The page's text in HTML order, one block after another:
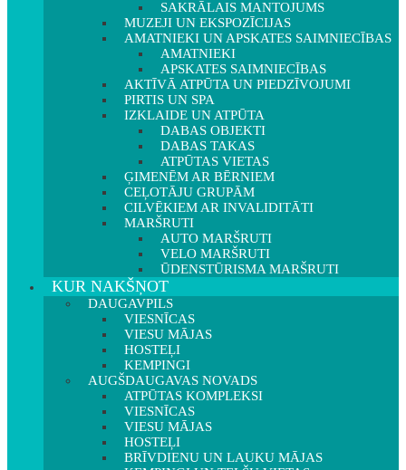
SAKRĀLAIS MANTOJUMS
MUZEJI UN EKSPOZĪCIJAS
AMATNIEKI UN APSKATES SAIMNIECĪBAS
AMATNIEKI
APSKATES SAIMNIECĪBAS
AKTĪVĀ ATPŪTA UN PIEDZĪVOJUMI
PIRTIS UN SPA
IZKLAIDE UN ATPŪTA
DABAS OBJEKTI
DABAS TAKAS
ATPŪTAS VIETAS
ĢIMENĒM AR BĒRNIEM
CEĻOTĀJU GRUPĀM
CILVĒKIEM AR INVALIDITĀTI
MARŠRUTI
AUTO MARŠRUTI
VELO MARŠRUTI
ŪDENSTŪRISMA MARŠRUTI
KUR NAKŠŅOT
DAUGAVPILS
VIESNĪCAS
VIESU MĀJAS
HOSTEĻI
KEMPINGI
AUGŠDAUGAVAS NOVADS
ATPŪTAS KOMPLEKSI
VIESNĪCAS
VIESU MĀJAS
HOSTEĻI
BRĪVDIENU UN LAUKU MĀJAS